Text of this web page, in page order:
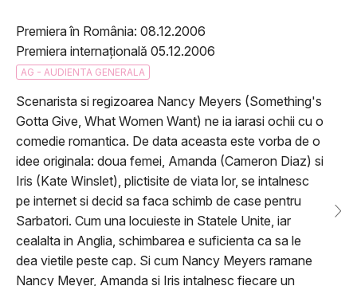
Premiera în România: 08.12.2006
Premiera internațională 05.12.2006
AG - AUDIENTA GENERALA
Scenarista si regizoarea Nancy Meyers (Something's
Gotta Give, What Women Want) ne ia iarasi ochii cu o
comedie romantica. De data aceasta este vorba de o
idee originala: doua femei, Amanda (Cameron Diaz) si
Iris (Kate Winslet), plictisite de viata lor, se intalnesc
pe internet si decid sa faca schimb de case pentru
Sarbatori. Cum una locuieste in Statele Unite, iar
cealalta in Anglia, schimbarea e suficienta ca sa le
dea vietile peste cap. Si cum Nancy Meyers ramane
Nancy Meyer, Amanda si Iris intalnesc fiecare un